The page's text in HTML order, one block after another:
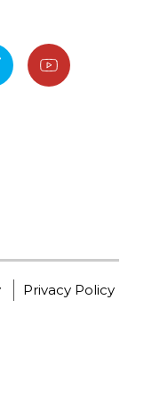
Privacy Policy